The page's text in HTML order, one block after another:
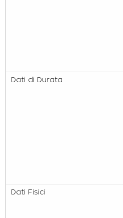
Dati di Durata
Dati Fisici